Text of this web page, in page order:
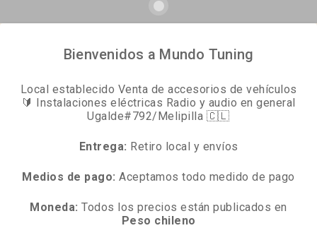
Bienvenidos a Mundo Tuning
Local establecido Venta de accesorios de vehículos
🔰 Instalaciones eléctricas Radio y audio en general
Ugalde#792/Melipilla 🇨🇱
Entrega: Retiro local y envíos
Medios de pago: Aceptamos todo medido de pago
Moneda: Todos los precios están publicados en
Peso chileno